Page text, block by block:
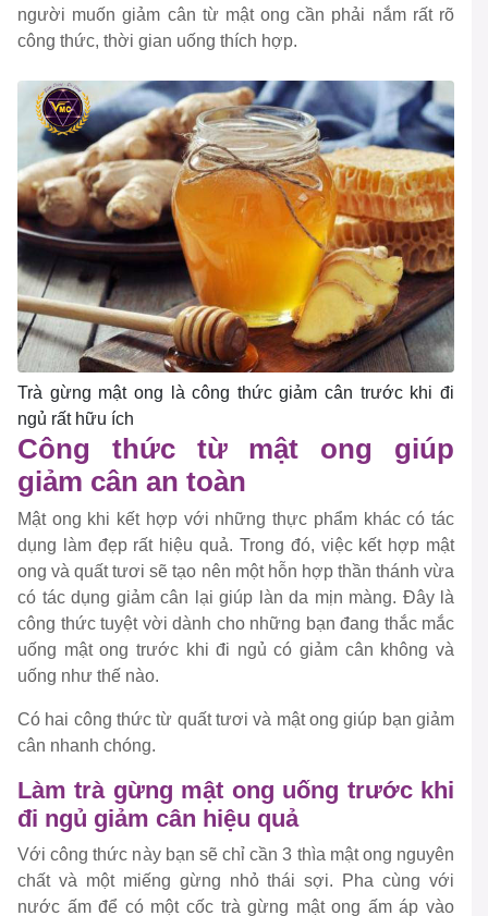
người muốn giảm cân từ mật ong cần phải nắm rất rõ
công thức, thời gian uống thích hợp.
Trà gừng mật ong là công thức giảm cân trước khi đi
ngủ rất hữu ích
Công thức từ mật ong giúp
giảm cân an toàn
Mật ong khi kết hợp với những thực phẩm khác có tác
dụng làm đẹp rất hiệu quả. Trong đó, việc kết hợp mật
ong và quất tươi sẽ tạo nên một hỗn hợp thần thánh vừa
có tác dụng giảm cân lại giúp làn da mịn màng. Đây là
công thức tuyệt vời dành cho những bạn đang thắc mắc
uống mật ong trước khi đi ngủ có giảm cân không và
uống như thế nào.
Có hai công thức từ quất tươi và mật ong giúp bạn giảm
cân nhanh chóng.
Làm trà gừng mật ong uống trước khi
đi ngủ giảm cân hiệu quả
Với công thức này bạn sẽ chỉ cần 3 thìa mật ong nguyên
chất và một miếng gừng nhỏ thái sợi. Pha cùng với
nước ấm để có một cốc trà gừng mật ong ấm áp vào